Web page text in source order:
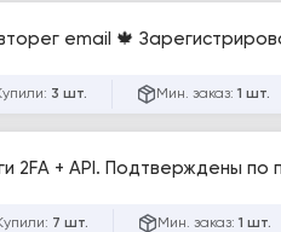
email 🍁
3 шт. Мин. заказ: 1 шт.
2FA + API. Подтверждены по
7 шт. Мин. заказ: 1 шт.